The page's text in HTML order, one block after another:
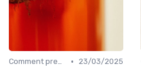
Comment prendre des probiotiques •
23/03/2025